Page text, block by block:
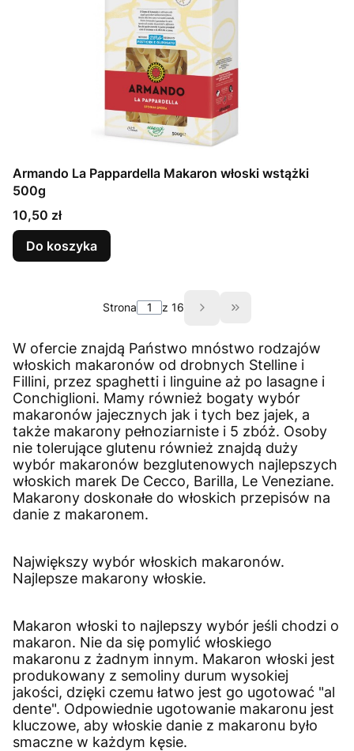
Armando La Pappardella Makaron włoski wstążki
500g
Cena
10,50 zł
Do koszyka
Strona z 16 Przejdź do
W ofercie znajdą Państwo mnóstwo rodzajów
włoskich makaronów od drobnych Stelline i
Fillini, przez spaghetti i linguine aż po lasagne i
Conchiglioni. Mamy również bogaty wybór
makaronów jajecznych jak i tych bez jajek, a
także makarony pełnoziarniste i 5 zbóż. Osoby
nie tolerujące glutenu również znajdą duży
wybór makaronów bezglutenowych najlepszych
włoskich marek De Cecco, Barilla, Le Veneziane.
Makarony doskonałe do włoskich przepisów na
danie z makaronem.
Największy wybór włoskich makaronów.
Najlepsze makarony włoskie.
Makaron włoski to najlepszy wybór jeśli chodzi o
makaron. Nie da się pomylić włoskiego
makaronu z żadnym innym. Makaron włoski jest
produkowany z semoliny durum wysokiej
jakości, dzięki czemu łatwo jest go ugotować "al
dente". Odpowiednie ugotowanie makaronu jest
kluczowe, aby włoskie danie z makaronu było
smaczne w każdym kęsie.